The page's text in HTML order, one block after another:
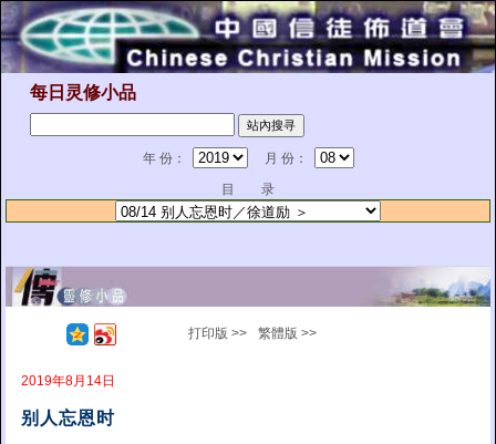
每日灵修小品
年 份：
月 份：
目 录
打印版 >> 繁體版 >>
2019年8月14日
别人忘恩时